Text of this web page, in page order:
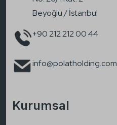
Beyoğlu / İstanbul
+90 212 212 00 44
info@polatholding.com
Kurumsal